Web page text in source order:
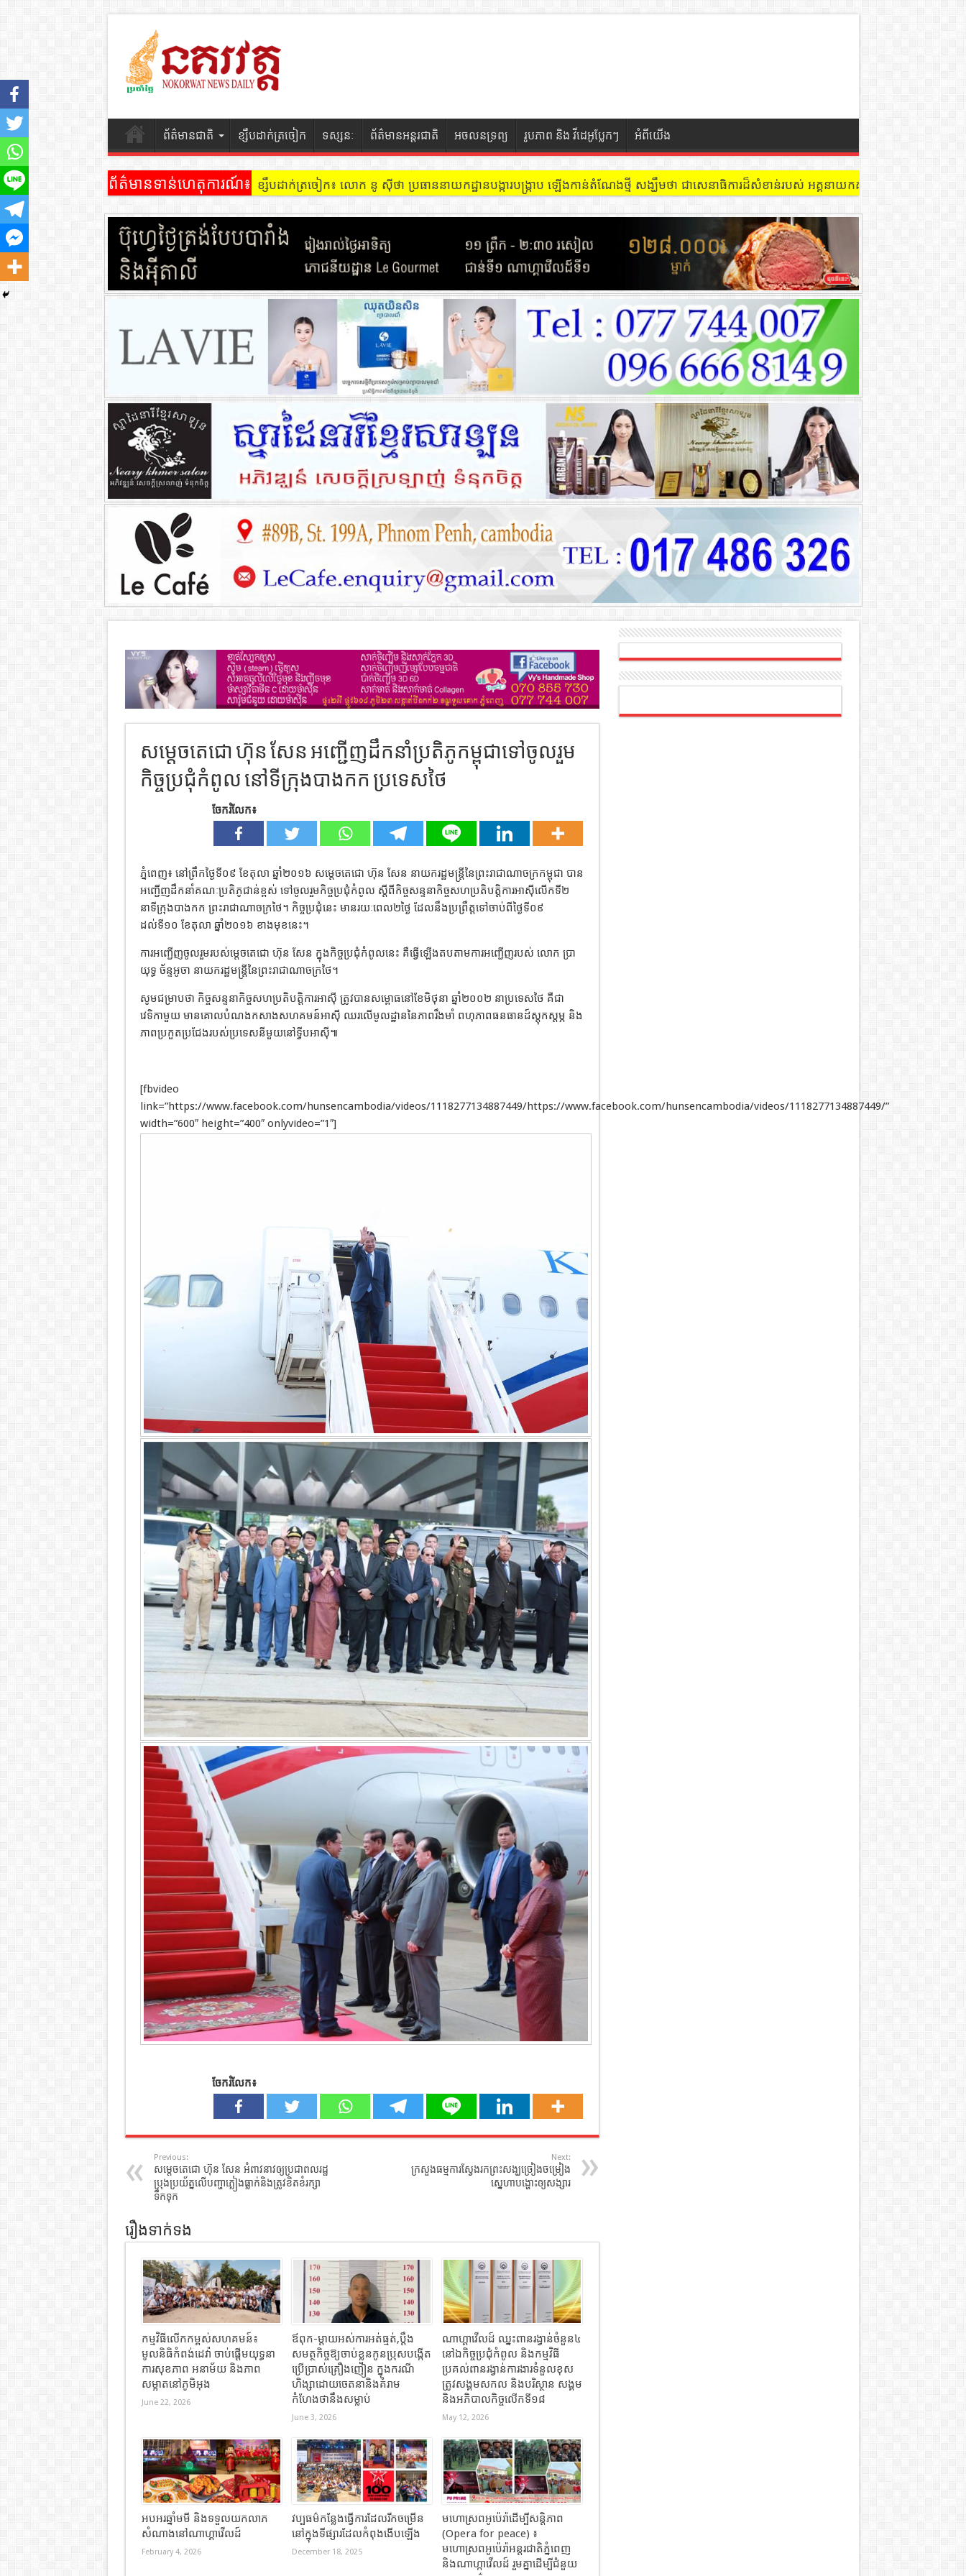
ព័ត៌មានជាតិ ខ្សឹបដាក់ត្រចៀក ទស្សនៈ ព័ត៌មានអន្តរជាតិ អចលនទ្រព្យ រូបភាព និង វីដេអូប្លែកៗ អំពីយើង
ព័ត៌មានទាន់ហេតុការណ៍៖ ខ្សឹបដាក់ត្រចៀក ៖ អគារ Sky 31 នៅខណ្ឌទួលគោក មានអ្នកជួលបន្ទប់បើកល្បែងសុីសង នៅជាន់ទី៩ បន្ទប់ ៩០២ !
សម្តេចតេជោ ហ៊ុន សែន អញ្ជើញដឹកនាំប្រតិភូកម្ពុជាទៅចូលរួម
កិច្ចប្រជុំកំពូល នៅទីក្រុងបាងកក ប្រទេសថៃ
ចែករំលែក៖
ភ្នំពេញ៖ នៅព្រឹកថ្ងៃទី០៩ ខែតុលា ឆ្នាំ២០១៦ សម្តេចតេជោ ហ៊ុន សែន នាយករដ្ឋមន្រ្តីនៃព្រះរាជាណាចក្រកម្ពុជា បាន
អញ្ជើញដឹកនាំគណៈប្រតិភូជាន់ខ្ពស់ ទៅចូលរួមកិច្ចប្រជុំកំពូល ស្តីពីកិច្ចសន្ទនាកិច្ចសហប្រតិបត្តិការអាស៊ីលើកទី២
នាទីក្រុងបាងកក ព្រះរាជាណាចក្រថៃ។ កិច្ចប្រជុំនេះ មានរយៈពេល២ថ្ងៃ ដែលនឹងប្រព្រឹត្តទៅចាប់ពីថ្ងៃទី០៩
ដល់ទី១០ ខែតុលា ឆ្នាំ២០១៦ ខាងមុខនេះ។
ការអញ្ជើញចូលរួមរបស់ម្តេចតេជោ ហ៊ុន សែន ក្នុងកិច្ចប្រជុំកំពូលនេះ គឺធ្វើឡើងតបតាមការអញ្ជើញរបស់ លោក ប្រា
យុទ្ធ ច័ន្ទអូចា នាយករដ្ឋមន្រ្តីនៃព្រះរាជាណាចក្រថៃ។
សូមជម្រាបថា កិច្ចសន្ទនាកិច្ចសហប្រតិបត្តិការអាស៊ី ត្រូវបានសម្ពោធនៅខែមិថុនា ឆ្នាំ២០០២ នាប្រទេសថៃ គឺជា
វេទិកាមួយ មានគោលបំណងកសាងសហគមន៍អាស៊ី ឈរលើមូលដ្ឋាននៃភាពរឹងមាំ ពហុភាពធនធានដ៍ស្តុកស្តម្ភ និង
ភាពប្រកួតប្រជែងរបស់ប្រទេសនីមួយនៅទ្វីបអាស៊ី៕
[fbvideo
link=”https://www.facebook.com/hunsencambodia/videos/1118277134887449/https://www.facebook.com/hunsencambodia/videos/1118277134887449/”
width=”600″ height=”400″ onlyvideo=”1″]
ចែករំលែក៖
Previous:
សម្តេចតេជោ ហ៊ុន សែន អំពាវនាវឲ្យប្រជាពលរដ្ឋ
ប្រុងប្រយ័ត្នលើបញ្ហាភ្លៀងធ្លាក់និងត្រូវខិតខំរក្សា
ទឹកទុក
Next:
ក្រសួងធម្មការស្វែងរកព្រះសង្ឃច្រៀងចម្រៀង
ស្នេហាបង្ហោះឲ្យសង្សារ
រឿងទាក់ទង
កម្មវិធីលើកកម្ពស់សហគមន៍៖
មូលនិធិកំពង់ដេវ៉ា ចាប់ផ្តើមយុទ្ធនា
ការសុខភាព អនាម័យ និងភាព
សម្អាតនៅភូមិអុង
June 22, 2026
ឪពុក-ម្ដាយអស់ការអត់ធ្មត់,ប្ដឹង
សមត្ថកិច្ចឱ្យចាប់ខ្លួនកូនប្រុសបង្កើត
ប្រើប្រាស់គ្រឿងញៀន ក្នុងករណី
ហិង្សាដោយចេតនានិងគំរាម
កំហែងថានឹងសម្លាប់
June 3, 2026
ណាហ្គាវើលដ៍ ឈ្នះពានរង្វាន់ចំនួន៤
នៅឯកិច្ចប្រជុំកំពូល និងកម្មវិធី
ប្រគល់ពានរង្វាន់ការងារទំនួលខុស
ត្រូវសង្គមសកល និងបរិស្ថាន សង្គម
និងអភិបាលកិច្ចលើកទី១៨
May 12, 2026
អបអរឆ្នាំមមី និងទទួលយកលាភ
សំណាងនៅណាហ្គាវើលដ៍
February 4, 2026
វប្បធម៌កន្លែងធ្វើការដែលរីកចម្រើន
នៅក្នុងទីផ្សារដែលកំពុងងើបឡើង
December 18, 2025
មហោស្រពអូប៉េរ៉ាដើម្បីសន្តិភាព
(Opera for peace) ៖
មហោស្រពអូប៉េរ៉ាអន្តរជាតិភ្នំពេញ
និងណាហ្កាវើលដ៍ រួមគ្នាដើម្បីជំនួយ